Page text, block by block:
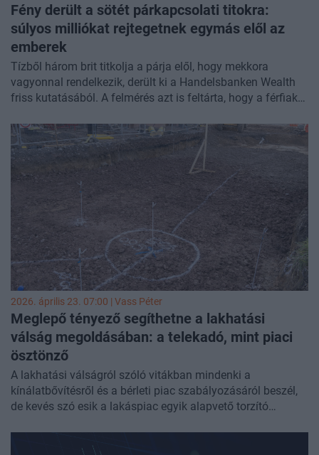
Fény derült a sötét párkapcsolati titokra:
súlyos milliókat rejtegetnek egymás elől az
emberek
Tízből három brit titkolja a párja elől, hogy mekkora
vagyonnal rendelkezik, derült ki a Handelsbanken Wealth
friss kutatásából. A felmérés azt is feltárta, hogy a férfiak
átlagosan 40 ezer fontot (kb. 16 millió forintot) rejtegetnek
– írja azFT Adviser .
2026. április 23. 07:00 | Vass Péter
Meglepő tényező segíthetne a lakhatási
válság megoldásában: a telekadó, mint piaci
ösztönző
A lakhatási válságról szóló vitákban mindenki a
kínálatbővítésről és a bérleti piac szabályozásáról beszél,
de kevés szó esik a lakáspiac egyik alapvető torzító